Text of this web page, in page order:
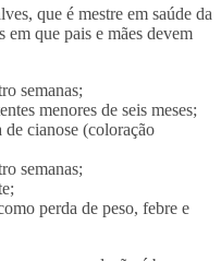
que é mestre em saúde da
em que pais e mães devem
semanas;
menores de seis meses;
de cianose (coloração
semanas;
perda de peso, febre e